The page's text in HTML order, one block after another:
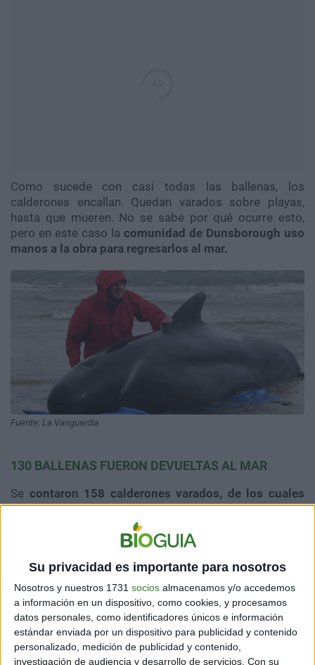
Su privacidad es importante para nosotros
Nosotros y nuestros 1731 socios almacenamos y/o accedemos
a información en un dispositivo, como cookies, y procesamos
datos personales, como identificadores únicos e información
estándar enviada por un dispositivo para publicidad y contenido
personalizado, medición de publicidad y contenido,
investigación de audiencia y desarrollo de servicios. Con su
Como sucede con casi todas las ballenas, los
calderones encallan. Quedan varados sobre playas,
hasta que mueren. No se sabe por qué ocurre esto,
pero en este caso la comunidad de Dunsborough uso
manos a la obra para regresarlos al mar.
Fuente: La Vanguardia
130 BALLENAS FUERON DEVUELTAS AL MAR
Se contaron 158 calderones varados, de los cuales
130 lograron ser salvados. El departamento de
Parques y Servicio de Vida Silvestre de Australia
Occidental (DPAW) se encargó de este trabajo, junto
Las manadas de ballenas pueden volver a varar incluso
después de haber sido salvadas. Como resultado, los
aviones observadores en el área continúan observando
y viendo si los animales liberados regresarán a la
costa.